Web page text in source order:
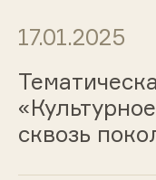
17.01.2025
сквозь